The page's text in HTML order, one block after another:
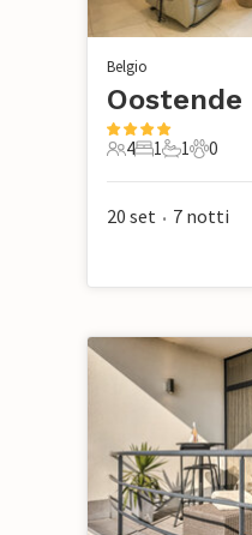
Belgio
Oostende
4 Ospiti
4
1 Camera da
1
1 Bagno
1
0
0
20 set • 7 notti